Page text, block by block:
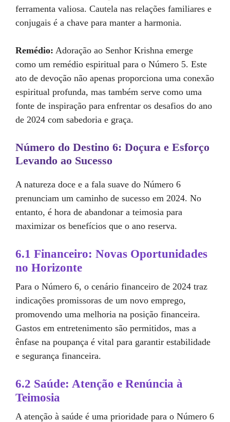
ferramenta valiosa. Cautela nas relações familiares e
conjugais é a chave para manter a harmonia.
Remédio: Adoração ao Senhor Krishna emerge
como um remédio espiritual para o Número 5. Este
ato de devoção não apenas proporciona uma conexão
espiritual profunda, mas também serve como uma
fonte de inspiração para enfrentar os desafios do ano
de 2024 com sabedoria e graça.
Número do Destino 6: Doçura e Esforço
Levando ao Sucesso
A natureza doce e a fala suave do Número 6
prenunciam um caminho de sucesso em 2024. No
entanto, é hora de abandonar a teimosia para
maximizar os benefícios que o ano reserva.
6.1 Financeiro: Novas Oportunidades
no Horizonte
Para o Número 6, o cenário financeiro de 2024 traz
indicações promissoras de um novo emprego,
promovendo uma melhoria na posição financeira.
Gastos em entretenimento são permitidos, mas a
ênfase na poupança é vital para garantir estabilidade
e segurança financeira.
6.2 Saúde: Atenção e Renúncia à
Teimosia
A atenção à saúde é uma prioridade para o Número 6